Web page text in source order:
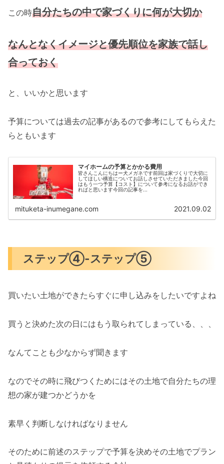
この時自分たちの中で家づくりに何が大切か
なんとなくイメージと優先順位を家族で話し
合っておく
と、いいかと思います
予算については過去の記事があるので参考にしてもらえた
らともいます
マイホームの予算とかかる費用
皆さんこんにちはー犬メガネです前回は家づくりで大切に
してほしい構造についてお話しさせていただきました今回
はもう一つ予算【コスト】について参考になるお話ができ
ればと思います今回の記事を...
mituketa-inumegane.com 2021.09.02
ステップ④-ステップ⑤
買いたい土地ができたらすぐに申し込みをしたいですよね
買うと決めた次の日にはもう取られてしまっている、、、
なんてことも少なからず聞きます
なのでその時に飛びつくためにはその土地で自分たちの理
想の家が建つかどうかを
素早く判断しなければなりません
そのために前述のステップで予算を決めその土地でプラン